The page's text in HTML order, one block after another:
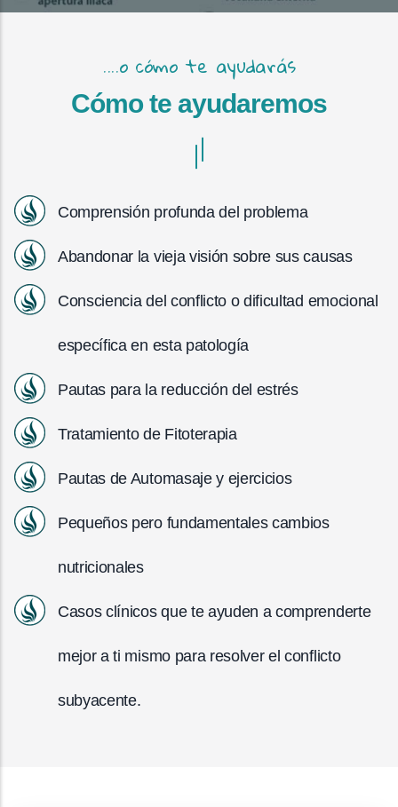
....o cómo te ayudarás
Cómo te ayudaremos
Comprensión profunda del problema
Abandonar la vieja visión sobre sus causas
Consciencia del conflicto o dificultad emocional
específica en esta patología
Pautas para la reducción del estrés
Tratamiento de Fitoterapia
Pautas de Automasaje y ejercicios
Pequeños pero fundamentales cambios
nutricionales
Casos clínicos que te ayuden a comprenderte
mejor a ti mismo para resolver el conflicto
subyacente.